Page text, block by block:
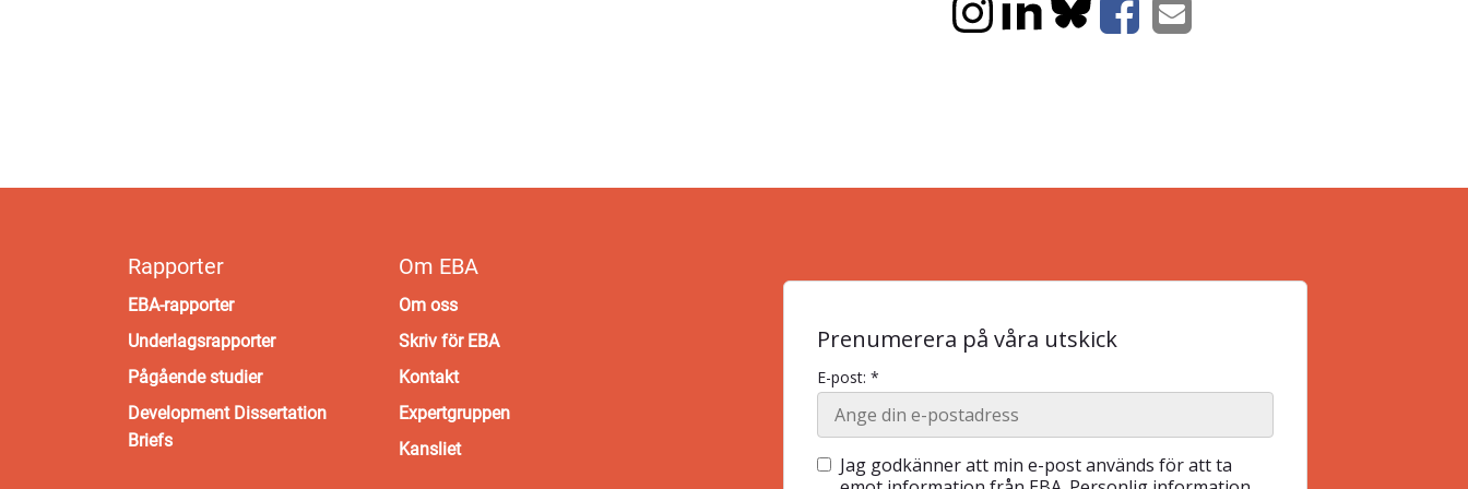
Rapporter
EBA-rapporter
Underlagsrapporter
Pågående studier
Development Dissertation
Briefs
Om EBA
Om oss
Skriv för EBA
Kontakt
Expertgruppen
Kansliet
Prenumerera på våra utskick
E-post: *
Jag godkänner att min e-post används för att ta